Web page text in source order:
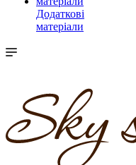
Додаткові
матеріали